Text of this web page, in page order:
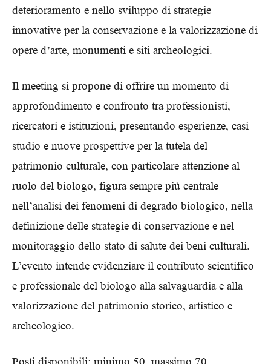
deterioramento e nello sviluppo di strategie
innovative per la conservazione e la valorizzazione di
opere d’arte, monumenti e siti archeologici.
Il meeting si propone di offrire un momento di
approfondimento e confronto tra professionisti,
ricercatori e istituzioni, presentando esperienze, casi
studio e nuove prospettive per la tutela del
patrimonio culturale, con particolare attenzione al
ruolo del biologo, figura sempre più centrale
nell’analisi dei fenomeni di degrado biologico, nella
definizione delle strategie di conservazione e nel
monitoraggio dello stato di salute dei beni culturali.
L’evento intende evidenziare il contributo scientifico
e professionale del biologo alla salvaguardia e alla
valorizzazione del patrimonio storico, artistico e
archeologico.
Posti disponibili: minimo 50, massimo 70